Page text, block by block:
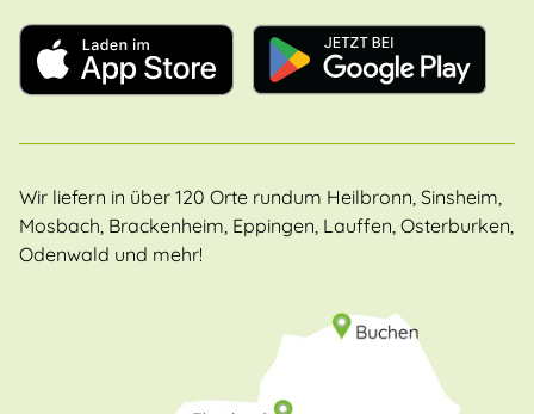
Wir liefern in über 120 Orte rundum Heilbronn, Sinsheim,
Mosbach, Brackenheim, Eppingen, Lauffen, Osterburken,
Odenwald und mehr!